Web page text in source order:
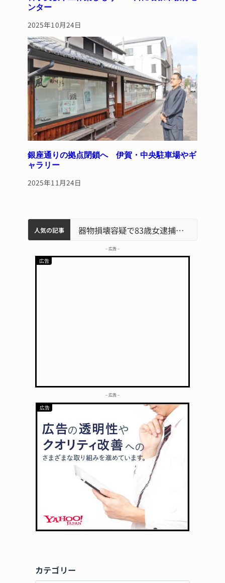
ンター
2025年10月24日
銀座通りの拠点閉鎖へ 伊賀・中央駐車場やギ
ャラリー
2025年11月24日
人気の記事
名張市水道料金47％値上げへ 答申案、審議会で大筋まとまる
中学校の陶壁モニュメント 地元建設会社がボランティアで清掃 伊賀名張市立病院のDMAT、熊本地震の被災地へ 能登以来3回目の派遣 器物損壊容疑で83歳女逮捕 伊賀署
– 広告 –
– 広告 –
カテゴリー